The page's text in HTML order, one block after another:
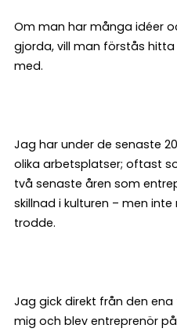
Om man har många idéer
gjorda, vill man förstås
med.
Jag har under de senaste
olika arbetsplatser; oftast
två senaste åren som
skillnad i kulturen – men
trodde.
Jag gick direkt från den
mig och blev entreprenör